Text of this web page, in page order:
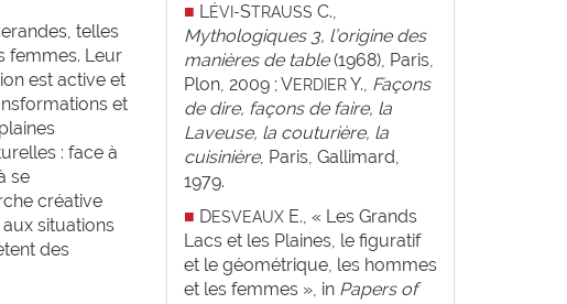
telles
femmes. Leur
est active et
et
: face à
se
créative
situations
des
■ LÉVI-STRAUSS C.,
Mythologiques 3, l’origine des
manières de table(1968), Paris,
Plon, 2009 ; VERDIERY., Façons
de dire, façons de faire, la
Laveuse, la couturière, la
cuisinière, Paris, Gallimard,
1979.
■ DESVEAUXE., « Les Grands
Lacs et les Plaines, le figuratif
et le géométrique, les hommes
et les femmes », in Papers of